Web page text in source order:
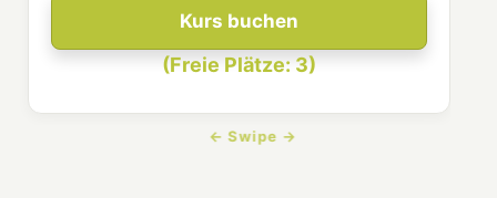
Kurs buchen
(Freie Plätze: 3)